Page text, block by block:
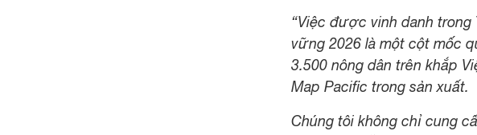
“Việc được vinh danh trong
vững 2026 là một cột mốc
3.500 nông dân trên khắp
Map Pacific trong sản xuất.
Chúng tôi không chỉ cung